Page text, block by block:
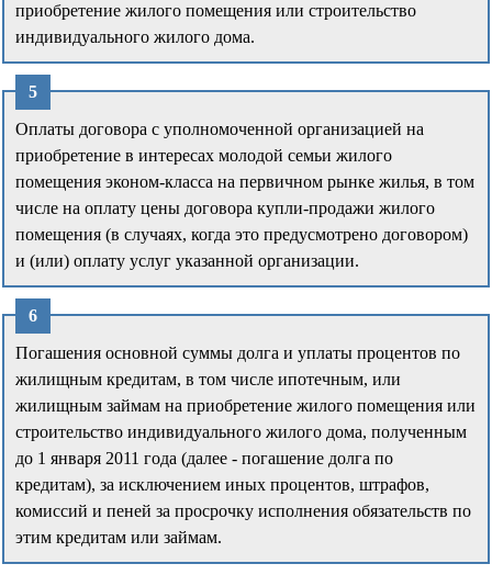
приобретение жилого помещения или строительство
индивидуального жилого дома.
Оплаты договора с уполномоченной организацией на
приобретение в интересах молодой семьи жилого
помещения эконом-класса на первичном рынке жилья, в том
числе на оплату цены договора купли-продажи жилого
помещения (в случаях, когда это предусмотрено договором)
и (или) оплату услуг указанной организации.
Погашения основной суммы долга и уплаты процентов по
жилищным кредитам, в том числе ипотечным, или
жилищным займам на приобретение жилого помещения или
строительство индивидуального жилого дома, полученным
до 1 января 2011 года (далее - погашение долга по
кредитам), за исключением иных процентов, штрафов,
комиссий и пеней за просрочку исполнения обязательств по
этим кредитам или займам.